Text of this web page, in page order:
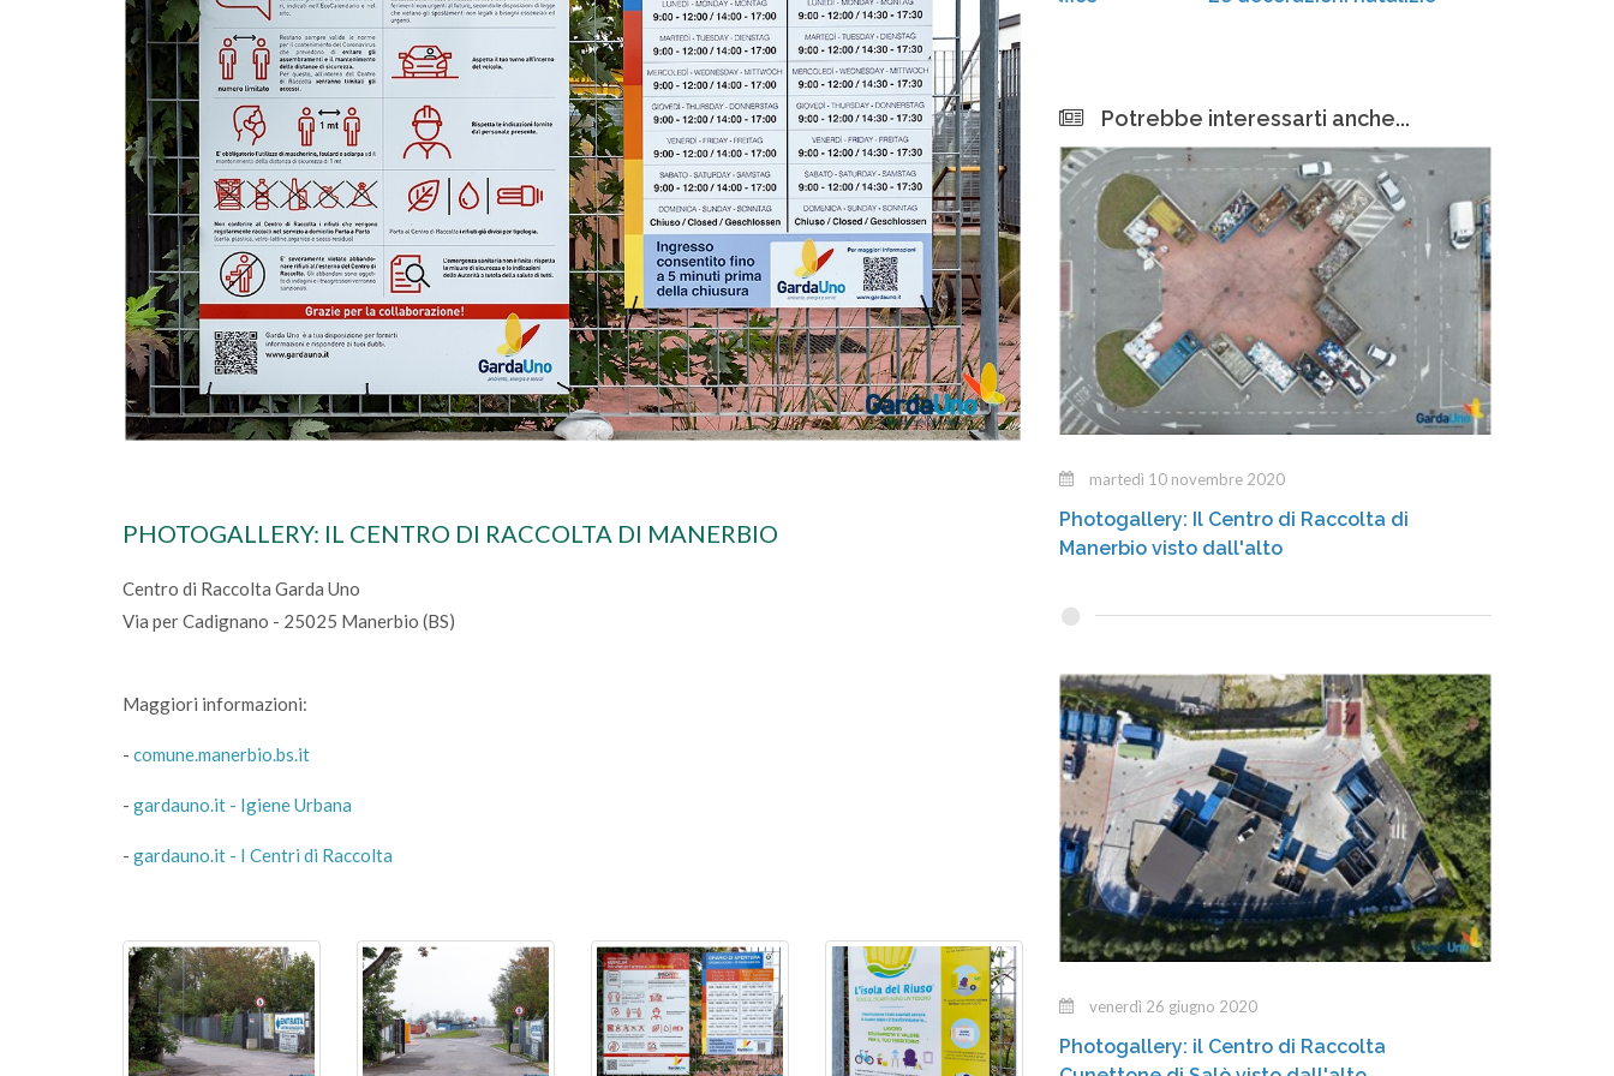
PHOTOGALLERY: IL CENTRO DI RACCOLTA DI MANERBIO
Centro di Raccolta Garda Uno
Via per Cadignano - 25025 Manerbio (BS)
Maggiori informazioni:
- comune.manerbio.bs.it
- gardauno.it - Igiene Urbana
- gardauno.it - I Centri di Raccolta
Potrebbe interessarti anche...
martedì 10 novembre 2020
Photogallery: Il Centro di Raccolta di
Manerbio visto dall'alto
venerdì 26 giugno 2020
Photogallery: il Centro di Raccolta